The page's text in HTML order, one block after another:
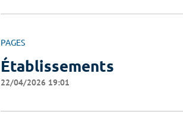
PAGES
Établissements
22/04/2026 19:01